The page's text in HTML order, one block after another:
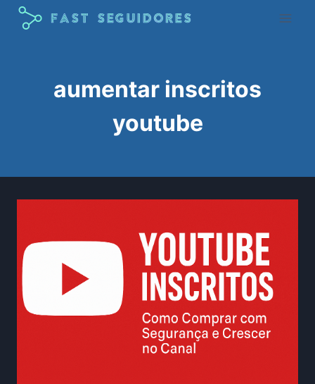
Pular
para
aumentar inscritos
youtube